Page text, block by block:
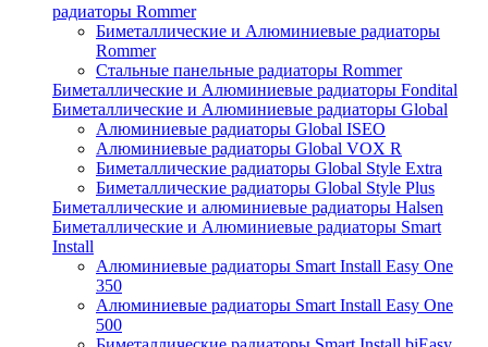
радиаторы Rommer
Биметаллические и Алюминиевые радиаторы
Rommer
Стальные панельные радиаторы Rommer
Биметаллические и Алюминиевые радиаторы Fondital
Биметаллические и Алюминиевые радиаторы Global
Алюминиевые радиаторы Global ISEO
Алюминиевые радиаторы Global VOX R
Биметаллические радиаторы Global Style Extra
Биметаллические радиаторы Global Style Plus
Биметаллические и алюминиевые радиаторы Halsen
Биметаллические и Алюминиевые радиаторы Smart
Install
Алюминиевые радиаторы Smart Install Easy One
350
Алюминиевые радиаторы Smart Install Easy One
500